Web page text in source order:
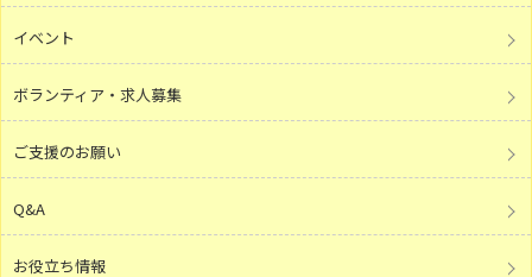
イベント
ボランティア・求人募集
ご支援のお願い
Q&A
お役立ち情報